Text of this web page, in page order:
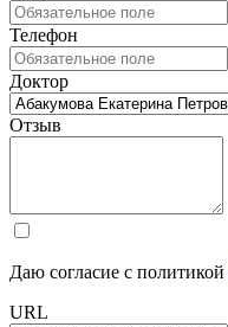
Телефон
Доктор
Отзыв
Даю согласие с политикой
URL